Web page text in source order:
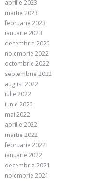
aprilie 2023
martie 2023
februarie 2023
ianuarie 2023
decembrie 2022
noiembrie 2022
octombrie 2022
septembrie 2022
august 2022
iulie 2022
iunie 2022
mai 2022
aprilie 2022
martie 2022
februarie 2022
ianuarie 2022
decembrie 2021
noiembrie 2021